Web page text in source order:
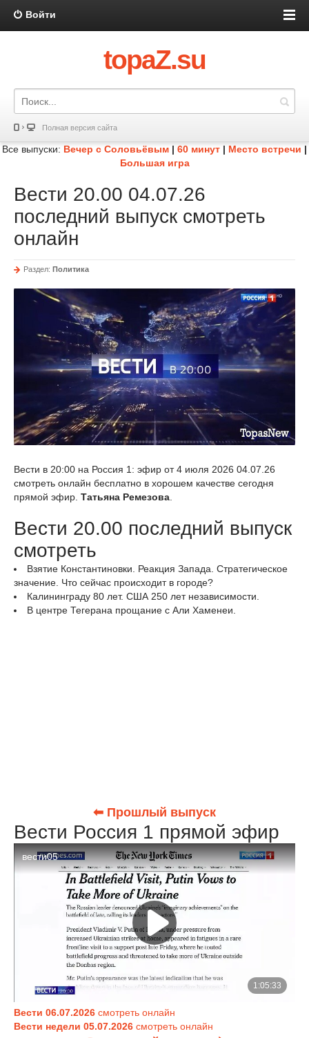
Войти
topaZ.su
Полная версия сайта
Все выпуски: Вечер с Соловьёвым | 60 минут | Место встречи |
Большая игра
Вести 20.00 04.07.26
последний выпуск смотреть
онлайн
Раздел: Политика
Вести в 20:00 на Россия 1: эфир от 4 июля 2026 04.07.26
смотреть онлайн бесплатно в хорошем качестве сегодня
прямой эфир. Татьяна Ремезова.
Вести 20.00 последний выпуск
смотреть
Взятие Константиновки. Реакция Запада. Стратегическое
значение. Что сейчас происходит в городе?
Калининграду 80 лет. США 250 лет независимости.
В центре Тегерана прощание с Али Хаменеи.
⬅ Прошлый выпуск
Вести Россия 1 прямой эфир
Вести 06.07.2026 смотреть онлайн
Вести недели 05.07.2026 смотреть онлайн